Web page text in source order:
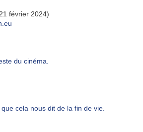
février 2024)
du cinéma.
cela nous dit de la fin de vie.